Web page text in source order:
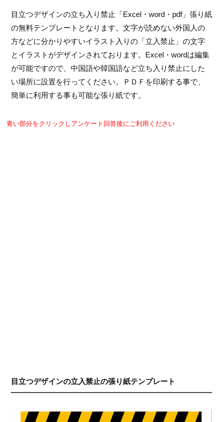
目立つデザインの立ち入り禁止「Excel・word・pdf」張り紙
の無料テンプレートとなります。文字が読めない外国人の
方などに分かりやすいイラスト入りの「立入禁止」の文字
とイラストがデザインされております。Excel・wordは編集
が可能ですので、中国語や韓国語など立ち入り禁止にした
い場所に設置を行ってください。ＰＤＦを印刷する事で、
簡単に利用する事も可能な張り紙です。
青い部分をクリックしアンケート回答後にご利用ください
目立つデザインの立入禁止の張り紙テンプレート